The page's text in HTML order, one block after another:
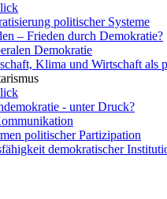
politischer Systeme
– Frieden durch Demokratie?
Demokratie
Klima und Wirtschaft als
- unter Druck?
politischer Partizipation
demokratischer